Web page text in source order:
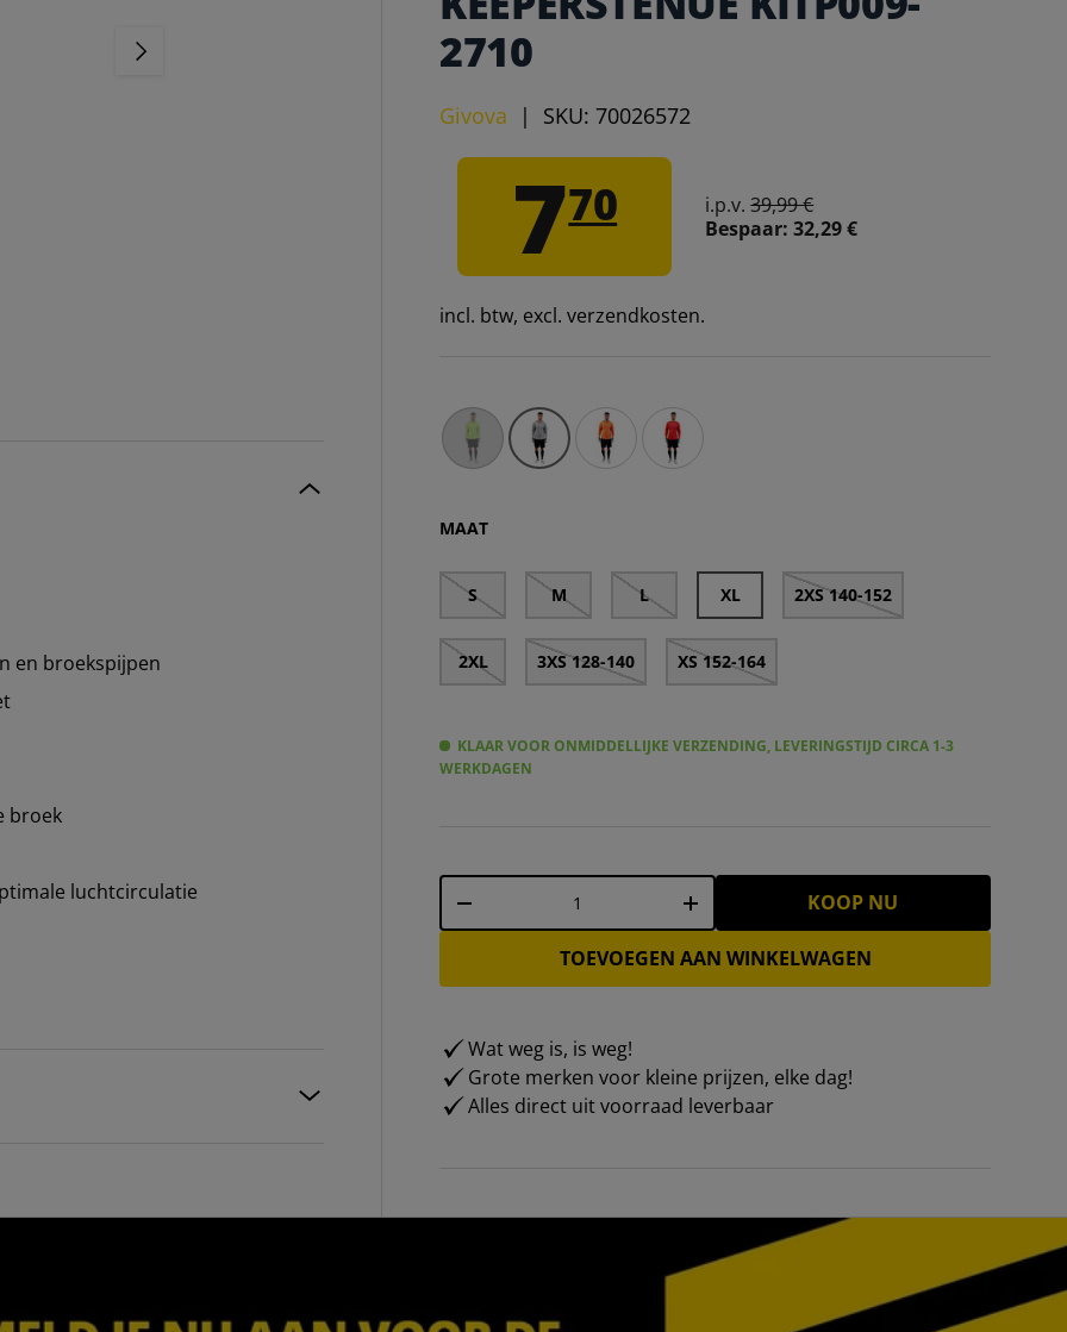
VOLGENDE
en broekspijpen
broek
luchtcirculatie
2710
Givova | SKU: 70026572
770 i.p.v.39,99 €
Bespaar:32,29 €
incl. btw, excl. verzendkosten.
MAAT
S M L XL 2XS 140-152
2XL 3XS 128-140 XS 152-164
KLAAR VOOR ONMIDDELLIJKE VERZENDING, LEVERINGSTIJD CIRCA 1-3
WERKDAGEN
Aantal
- + KOOP NU
TOEVOEGEN AAN WINKELWAGEN
Wat weg is, is weg!
Grote merken voor kleine prijzen, elke dag!
Alles direct uit voorraad leverbaar